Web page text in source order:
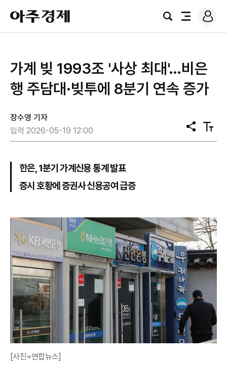
아
주
경
검
전
로
그
가계 빚 1993조 '사상 최대'…비은
행 주담대·빚투에 8분기 연속 증가
장수영 기자
입력 2026-05-19 12:00
공
유
텍
스
한은, 1분기 가계신용 통계 발표
증시 호황에 증권사 신용공여 급증
[사진=연합뉴스]